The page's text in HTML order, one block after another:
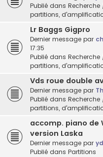
Publié dans
partitions,
Lr Baggs Gigpro
Dernier message par
17:35
Publié dans
partitions,
Vds roue double
Dernier message par
Publié dans
partitions,
accomp. piano de
version Laska
Dernier message par
Publié dans Partitions